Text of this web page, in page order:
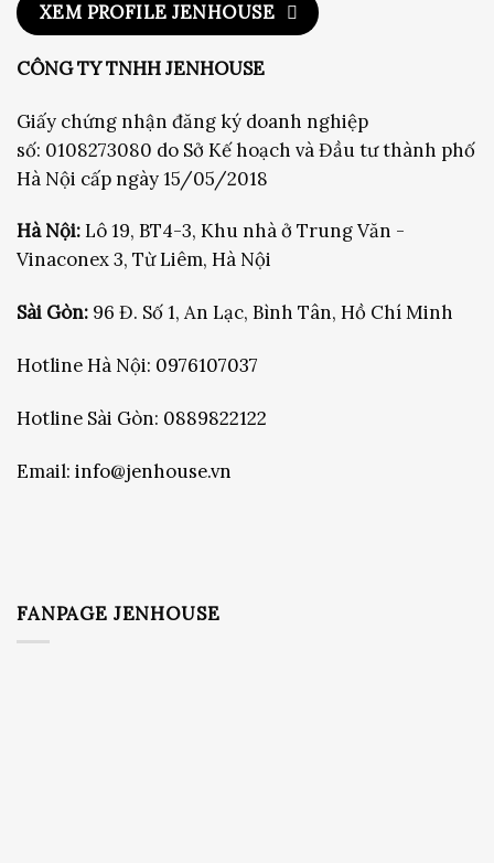
XEM PROFILE JENHOUSE
CÔNG TY TNHH JENHOUSE
Giấy chứng nhận đăng ký doanh nghiệp
số: 0108273080 do Sở Kế hoạch và Đầu tư thành phố
Hà Nội cấp ngày 15/05/2018
Hà Nội:Lô 19, BT4-3, Khu nhà ở Trung Văn -
Vinaconex 3, Từ Liêm, Hà Nội
Sài Gòn: 96 Đ. Số 1, An Lạc, Bình Tân, Hồ Chí Minh
Hotline Hà Nội: 0976107037
Hotline Sài Gòn: 0889822122
Email: info@jenhouse.vn
FANPAGE JENHOUSE